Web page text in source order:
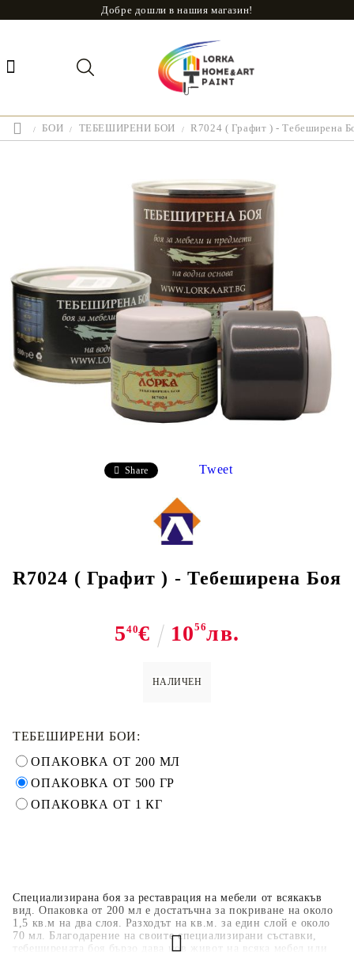
Добре дошли в нашия магазин!
БОИ ТЕБЕШИРЕНИ БОИ R7024 ( Графит ) - Тебеширена
Share Tweet
R7024 ( Графит ) - Тебеширена Боя
540€ 1056лв.
НАЛИЧЕН
Специализирана боя за реставрация на мебели от всякакъв
вид. Опаковка от 200 мл е достатъчна за покриване на около
1,5 кв.м на два слоя. Разходът на кв.м. за един слой е около
70 мл. Благодарение на своите специализирани съставки,
тебеширената боя бързо дава нов живот на всяка мебел или
ТЕБЕШИРЕНИ БОИ:
ОПАКОВКА ОТ 200 МЛ
ОПАКОВКА ОТ 500 ГР
ОПАКОВКА ОТ 1 КГ